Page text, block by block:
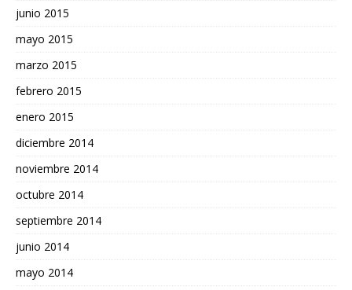
junio 2015
mayo 2015
marzo 2015
febrero 2015
enero 2015
diciembre 2014
noviembre 2014
octubre 2014
septiembre 2014
junio 2014
mayo 2014